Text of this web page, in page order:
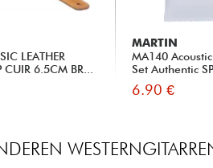
LEATHER
CUIR 6.5CM BR...
MARTIN
MA140
Set Authentic SP
6.90 €